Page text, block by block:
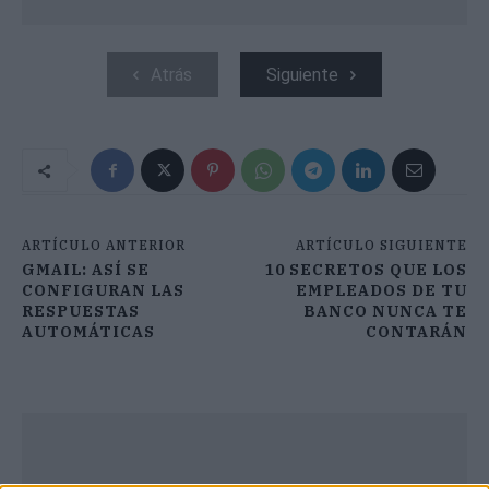
Atrás Siguiente
ARTÍCULO ANTERIOR
GMAIL: ASÍ SE
CONFIGURAN LAS
RESPUESTAS
AUTOMÁTICAS
ARTÍCULO SIGUIENTE
10 SECRETOS QUE LOS
EMPLEADOS DE TU
BANCO NUNCA TE
CONTARÁN